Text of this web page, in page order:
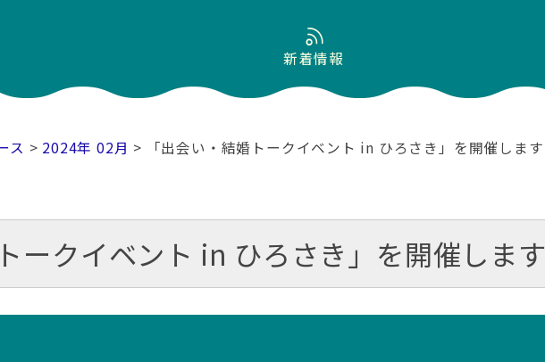
新着情報
ス > 2024年 02月 > 「出会い・結婚トークイベント in ひろさき」を開催します
ークイベント in ひろさき」を開催します